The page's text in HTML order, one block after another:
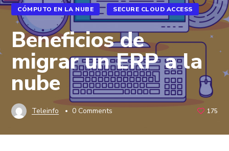
CÓMPUTO EN LA NUBE SECURE CLOUD ACCESS
Beneficios de
migrar un ERP a la
nube
Teleinfo 0 Comments 175